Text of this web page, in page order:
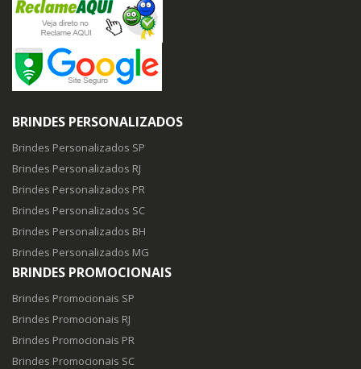
BRINDES PERSONALIZADOS
Brindes Personalizados SP
Brindes Personalizados RJ
Brindes Personalizados PR
Brindes Personalizados SC
Brindes Personalizados BH
Brindes Personalizados MG
BRINDES PROMOCIONAIS
Brindes Promocionais SP
Brindes Promocionais RJ
Brindes Promocionais PR
Brindes Promocionais SC